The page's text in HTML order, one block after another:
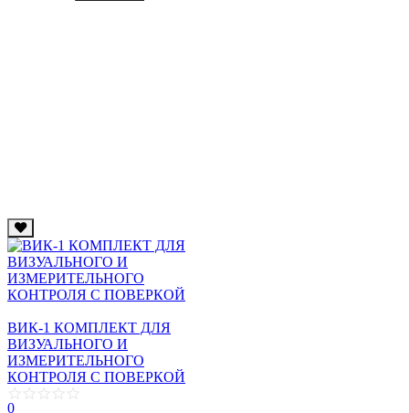
ВИК-1 КОМПЛЕКТ ДЛЯ
ВИЗУАЛЬНОГО И
ИЗМЕРИТЕЛЬНОГО
КОНТРОЛЯ С ПОВЕРКОЙ
0